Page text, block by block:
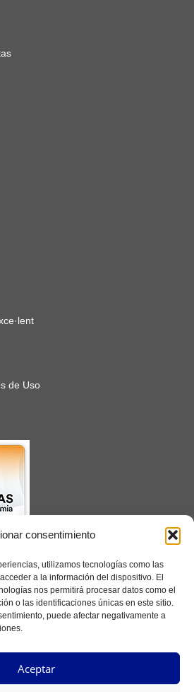
consentimiento
utilizamos tecnologías como las
a la información del dispositivo. El
nos permitirá procesar datos como el
o las identificaciones únicas en este sitio.
puede afectar negativamente a
Aceptar
de Uso